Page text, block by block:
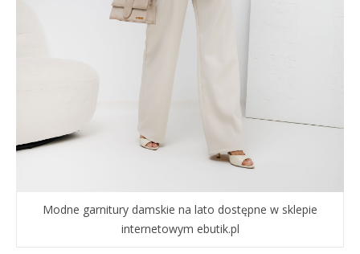
Modne garnitury damskie na lato dostępne w sklepie
internetowym ebutik.pl